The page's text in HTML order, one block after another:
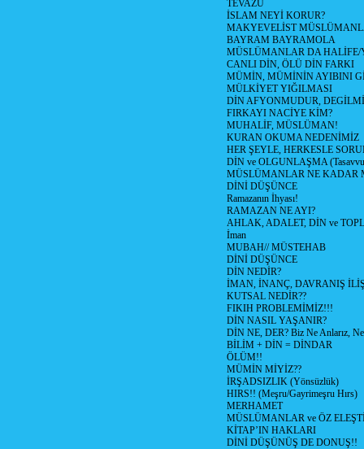
TEVAZU
İSLAM NEYİ KORUR?
MAKYEVELİST
BAYRAM BAYRAMOLA
MÜSLÜMANLAR DA HALİFE/
CANLI DİN, ÖLÜ DİN FARKI
MÜMİN, MÜMİNİN AYIBINI
MÜLKİYET YIĞILMASI
DİN AFYONMUDUR,
FIRKAYI NACİYE KİM?
MUHALİF, MÜSLÜMAN!
KURAN OKUMA NEDENİMİZ
HER ŞEYLE, HERKESLE
DİN ve OLGUNLAŞMA
MÜSLÜMANLAR NE KADAR
DİNİ DÜŞÜNCE
Ramazanın İhyası!
RAMAZAN NE AYI?
AHLAK, ADALET, DİN ve
İman
MUBAH// MÜSTEHAB
DİNİ DÜŞÜNCE
DİN NEDİR?
İMAN, İNANÇ, DAVRANIŞ
KUTSAL NEDİR??
FIKIH PROBLEMİMİZ!!!
DİN NASIL YAŞANIR?
DİN NE, DER? Biz Ne Anlarız, Ne
BİLİM + DİN = DİNDAR
ÖLÜM!!
MÜMİN MİYİZ??
İRŞADSIZLIK (Yönsüzlük)
HIRS!! (Meşru/Gayrimeşru Hırs)
MERHAMET
MÜSLÜMANLAR ve ÖZ
KİTAP’IN HAKLARI
DİNİ DÜŞÜNÜŞ DE DONUŞ!!